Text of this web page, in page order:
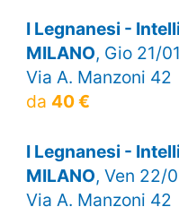
I Legnanesi -
MILANO, Gio 21/
Via A. Manzoni 42
da 40 €
I Legnanesi -
MILANO, Ven 22/
Via A. Manzoni 42